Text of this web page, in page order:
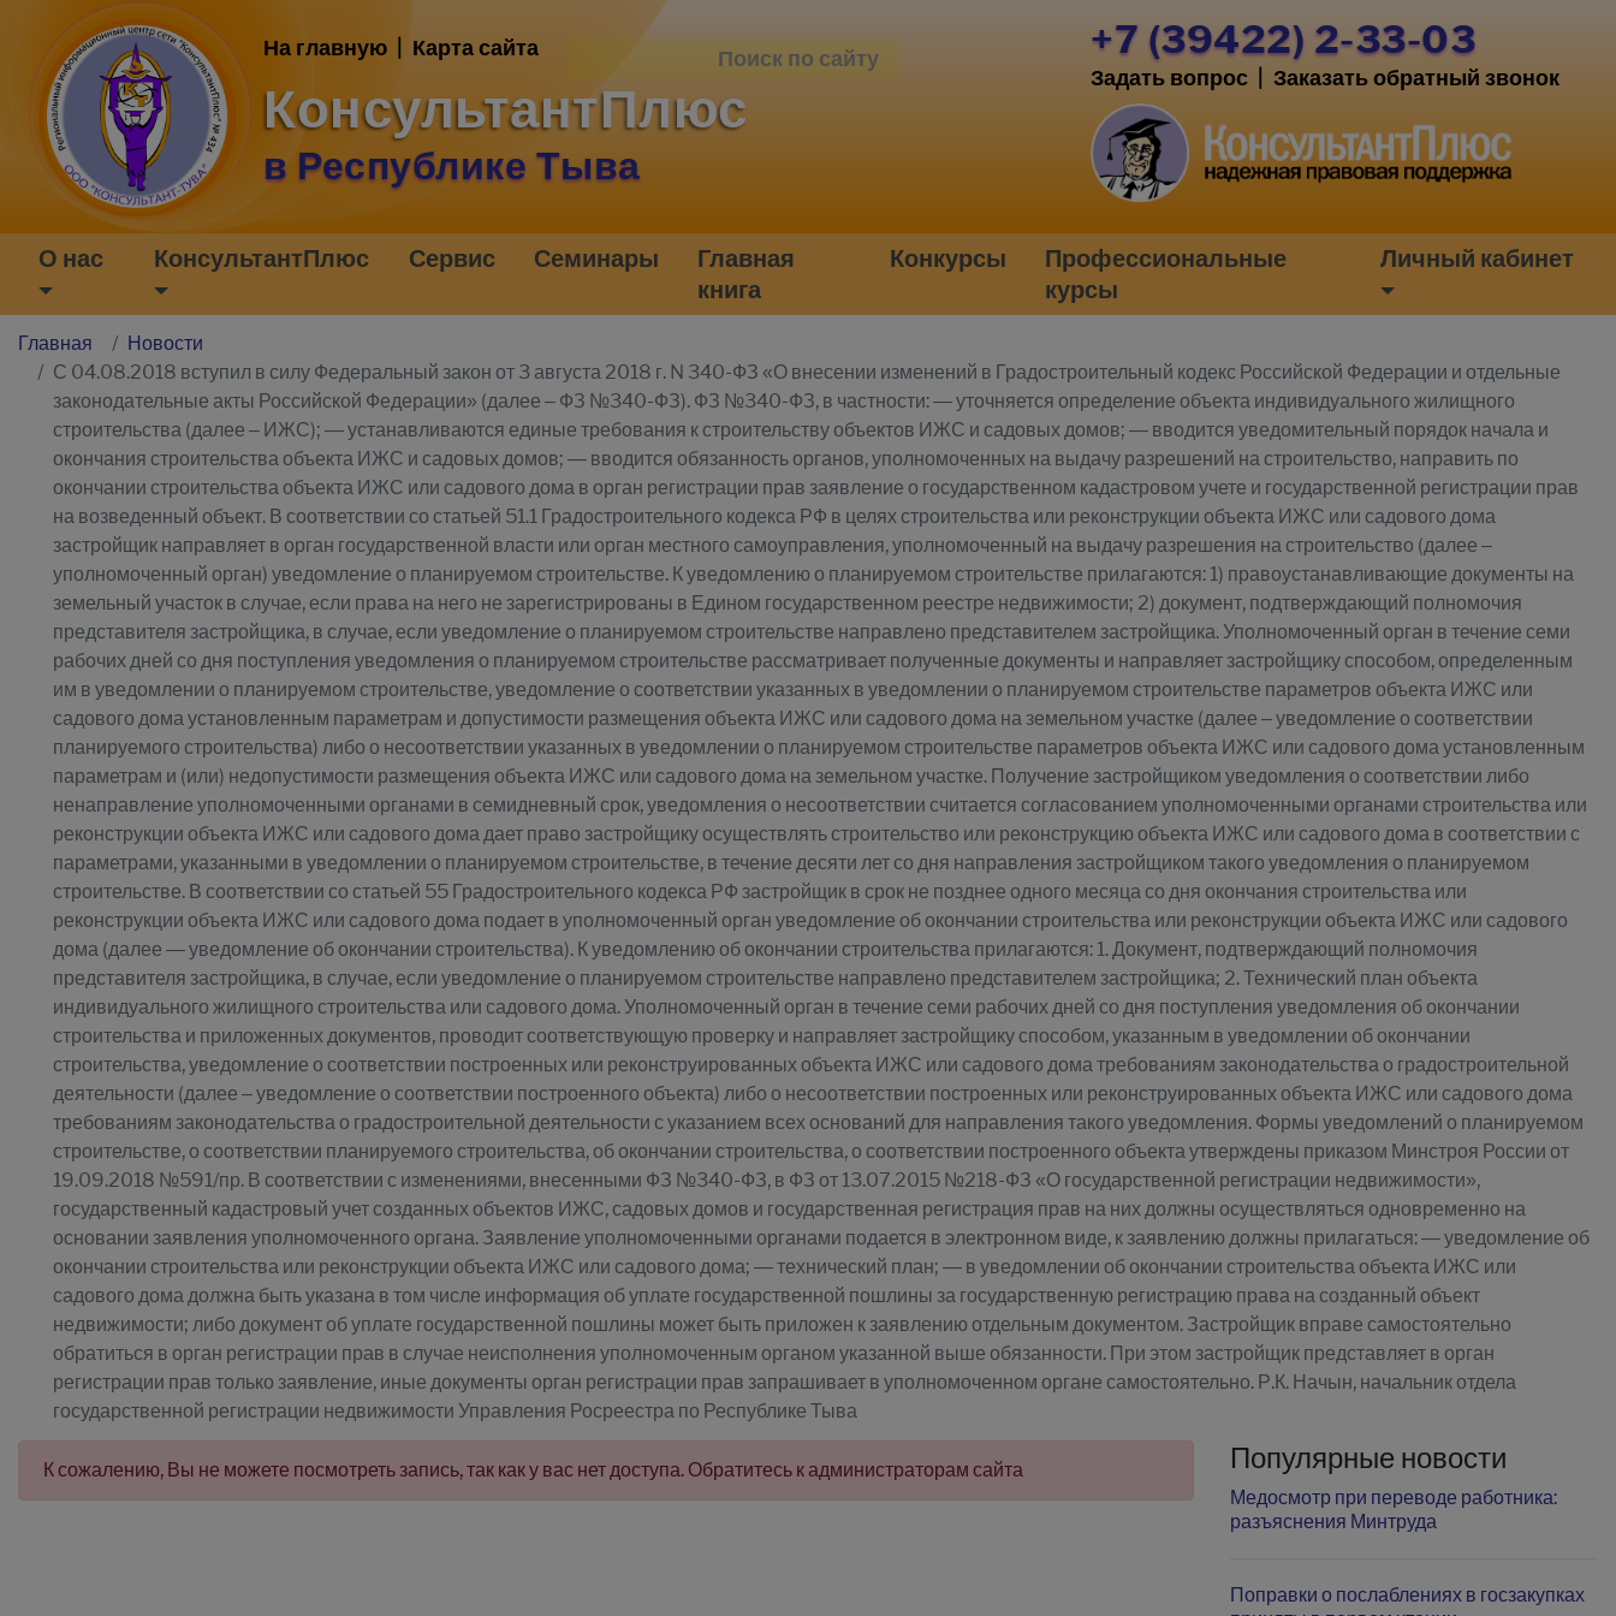
На главную Карта сайта
КонсультантПлюс
в Республике Тыва
+7 (39422) 2-33-03
Задать вопрос Заказать обратный звонок
О нас КонсультантПлюс Сервис Семинары
Главная
книга
Конкурсы
Профессиональные
курсы
Личный кабинет
Главная
Новости
С 04.08.2018 вступил в силу Федеральный закон от 3 августа 2018 г. N 340-ФЗ «О внесении изменений в Градостроительный кодекс Российской Федерации и отдельные
законодательные акты Российской Федерации» (далее – ФЗ №340-ФЗ). ФЗ №340-ФЗ, в частности: — уточняется определение объекта индивидуального жилищного
строительства (далее – ИЖС); — устанавливаются единые требования к строительству объектов ИЖС и садовых домов; — вводится уведомительный порядок начала и
окончания строительства объекта ИЖС и садовых домов; — вводится обязанность органов, уполномоченных на выдачу разрешений на строительство, направить по
окончании строительства объекта ИЖС или садового дома в орган регистрации прав заявление о государственном кадастровом учете и государственной регистрации прав
на возведенный объект. В соответствии со статьей 51.1 Градостроительного кодекса РФ в целях строительства или реконструкции объекта ИЖС или садового дома
застройщик направляет в орган государственной власти или орган местного самоуправления, уполномоченный на выдачу разрешения на строительство (далее –
уполномоченный орган) уведомление о планируемом строительстве. К уведомлению о планируемом строительстве прилагаются: 1) правоустанавливающие документы на
земельный участок в случае, если права на него не зарегистрированы в Едином государственном реестре недвижимости; 2) документ, подтверждающий полномочия
представителя застройщика, в случае, если уведомление о планируемом строительстве направлено представителем застройщика. Уполномоченный орган в течение семи
рабочих дней со дня поступления уведомления о планируемом строительстве рассматривает полученные документы и направляет застройщику способом, определенным
им в уведомлении о планируемом строительстве, уведомление о соответствии указанных в уведомлении о планируемом строительстве параметров объекта ИЖС или
садового дома установленным параметрам и допустимости размещения объекта ИЖС или садового дома на земельном участке (далее – уведомление о соответствии
планируемого строительства) либо о несоответствии указанных в уведомлении о планируемом строительстве параметров объекта ИЖС или садового дома установленным
параметрам и (или) недопустимости размещения объекта ИЖС или садового дома на земельном участке. Получение застройщиком уведомления о соответствии либо
ненаправление уполномоченными органами в семидневный срок, уведомления о несоответствии считается согласованием уполномоченными органами строительства или
реконструкции объекта ИЖС или садового дома дает право застройщику осуществлять строительство или реконструкцию объекта ИЖС или садового дома в соответствии с
параметрами, указанными в уведомлении о планируемом строительстве, в течение десяти лет со дня направления застройщиком такого уведомления о планируемом
строительстве. В соответствии со статьей 55 Градостроительного кодекса РФ застройщик в срок не позднее одного месяца со дня окончания строительства или
реконструкции объекта ИЖС или садового дома подает в уполномоченный орган уведомление об окончании строительства или реконструкции объекта ИЖС или садового
дома (далее — уведомление об окончании строительства). К уведомлению об окончании строительства прилагаются: 1. Документ, подтверждающий полномочия
представителя застройщика, в случае, если уведомление о планируемом строительстве направлено представителем застройщика; 2. Технический план объекта
индивидуального жилищного строительства или садового дома. Уполномоченный орган в течение семи рабочих дней со дня поступления уведомления об окончании
строительства и приложенных документов, проводит соответствующую проверку и направляет застройщику способом, указанным в уведомлении об окончании
строительства, уведомление о соответствии построенных или реконструированных объекта ИЖС или садового дома требованиям законодательства о градостроительной
деятельности (далее – уведомление о соответствии построенного объекта) либо о несоответствии построенных или реконструированных объекта ИЖС или садового дома
требованиям законодательства о градостроительной деятельности с указанием всех оснований для направления такого уведомления. Формы уведомлений о планируемом
строительстве, о соответствии планируемого строительства, об окончании строительства, о соответствии построенного объекта утверждены приказом Минстроя России от
19.09.2018 №591/пр. В соответствии с изменениями, внесенными ФЗ №340-ФЗ, в ФЗ от 13.07.2015 №218-ФЗ «О государственной регистрации недвижимости»,
государственный кадастровый учет созданных объектов ИЖС, садовых домов и государственная регистрация прав на них должны осуществляться одновременно на
основании заявления уполномоченного органа. Заявление уполномоченными органами подается в электронном виде, к заявлению должны прилагаться: — уведомление об
окончании строительства или реконструкции объекта ИЖС или садового дома; — технический план; — в уведомлении об окончании строительства объекта ИЖС или
садового дома должна быть указана в том числе информация об уплате государственной пошлины за государственную регистрацию права на созданный объект
недвижимости; либо документ об уплате государственной пошлины может быть приложен к заявлению отдельным документом. Застройщик вправе самостоятельно
обратиться в орган регистрации прав в случае неисполнения уполномоченным органом указанной выше обязанности. При этом застройщик представляет в орган
регистрации прав только заявление, иные документы орган регистрации прав запрашивает в уполномоченном органе самостоятельно. Р.К. Начын, начальник отдела
государственной регистрации недвижимости Управления Росреестра по Республике Тыва
К сожалению, Вы не можете посмотреть запись, так как у вас нет доступа. Обратитесь к администраторам сайта Популярные новости
Медосмотр при переводе работника:
разъяснения Минтруда
Поправки о послаблениях в госзакупках